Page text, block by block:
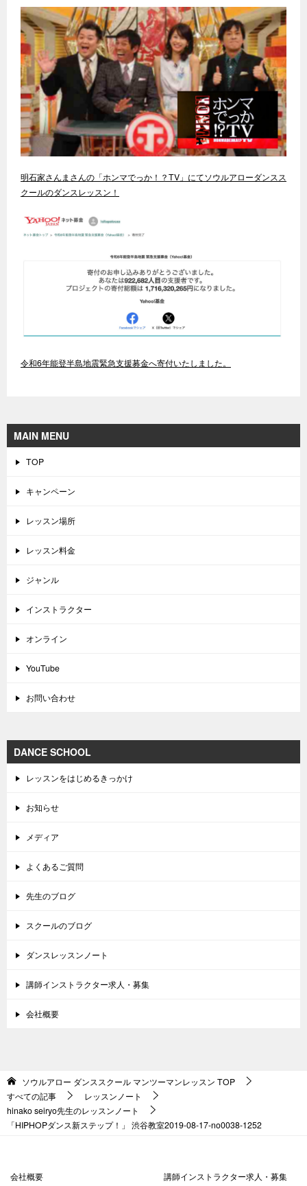
明石家さんまさんの「ホンマでっか！？TV」にてソウルアローダンスス
クールのダンスレッスン！
令和6年能登半島地震緊急支援募金へ寄付いたしました。
MAIN MENU
TOP
キャンペーン
レッスン場所
レッスン料金
ジャンル
インストラクター
オンライン
YouTube
お問い合わせ
DANCE SCHOOL
レッスンをはじめるきっかけ
お知らせ
メディア
よくあるご質問
先生のブログ
スクールのブログ
ダンスレッスンノート
講師インストラクター求人・募集
会社概要
ソウルアロー ダンススクール マンツーマンレッスン TOP
すべての記事
レッスンノート
hinako seiryo先生のレッスンノート
「HIPHOPダンス新ステップ！」 渋谷教室2019-08-17­-­no0038-­1252
会社概要 講師インストラクター求人・募集